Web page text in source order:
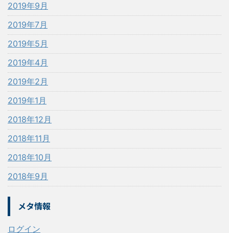
2019年9月
2019年7月
2019年5月
2019年4月
2019年2月
2019年1月
2018年12月
2018年11月
2018年10月
2018年9月
メタ情報
ログイン